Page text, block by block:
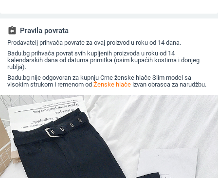
assignment_return Pravila povrata
Prodavatelj prihvaća povrate za ovaj proizvod u roku od 14 dana.
Badu.bg prihvaća povrat svih kupljenih proizvoda u roku od 14
kalendarskih dana od datuma primitka (osim kupaćih kostima i donjeg
rublja).
Badu.bg nije odgovoran za kupnju Crne ženske hlače Slim model sa
visokim strukom i remenom od Ženske hlače izvan obrasca za narudžbu.